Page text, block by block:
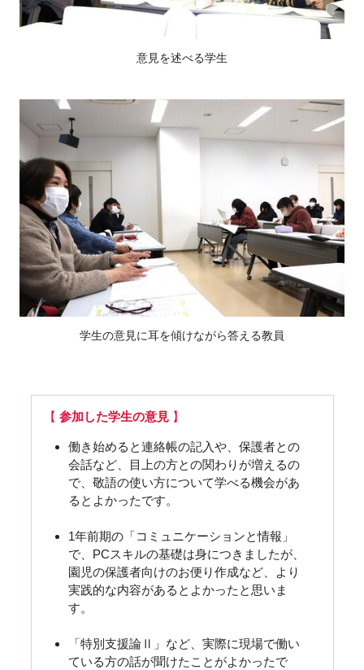
意見を述べる学生
学生の意見に耳を傾けながら答える教員
【 参加した学生の意見】
働き始めると連絡帳の記入や、保護者との
会話など、目上の方との関わりが増えるの
で、敬語の使い方について学べる機会があ
るとよかったです。
1年前期の「コミュニケーションと情報」
で、PCスキルの基礎は身につきましたが、
園児の保護者向けのお便り作成など、より
実践的な内容があるとよかったと思いま
す。
「特別支援論Ⅱ」など、実際に現場で働い
ている方の話が聞けたことがよかったで